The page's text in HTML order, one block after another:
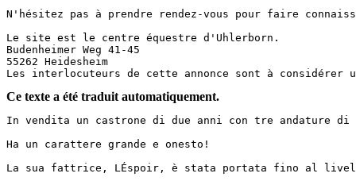
N'hésitez pas à prendre rendez-vous pour faire
Le site est le centre équestre d'Uhlerborn.
Budenheimer Weg 41-45
55262 Heidesheim
Les interlocuteurs de cette annonce sont à considérer
Ce texte a été traduit automatiquement.
In vendita un castrone di due anni con tre andature di
Ha un carattere grande e onesto!
La sua fattrice, LÉspoir, è stata portata fino al livello